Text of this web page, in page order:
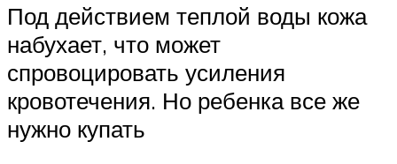
Под действием теплой воды кожа
набухает, что может
спровоцировать усиления
кровотечения. Но ребенка все же
нужно купать